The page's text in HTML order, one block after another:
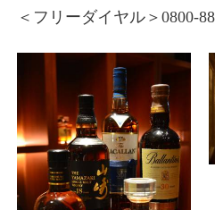
＜フリーダイヤル＞0800-